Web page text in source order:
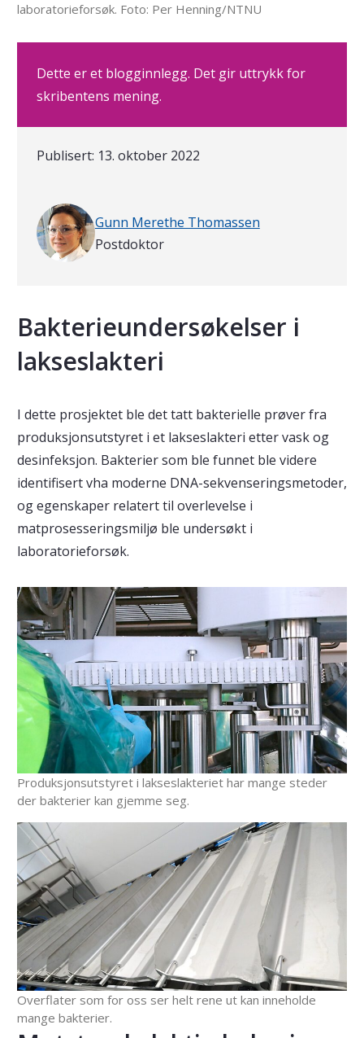
laboratorieforsøk. Foto: Per Henning/NTNU
Dette er et blogginnlegg. Det gir uttrykk for
skribentens mening.
Publisert: 13. oktober 2022
Gunn Merethe Thomassen
Postdoktor
Bakterieundersøkelser i
lakseslakteri
I dette prosjektet ble det tatt bakterielle prøver fra
produksjonsutstyret i et lakseslakteri etter vask og
desinfeksjon. Bakterier som ble funnet ble videre
identifisert vha moderne DNA-sekvenseringsmetoder,
og egenskaper relatert til overlevelse i
matprosesseringsmiljø ble undersøkt i
laboratorieforsøk.
Produksjonsutstyret i lakseslakteriet har mange steder
der bakterier kan gjemme seg.
Overflater som for oss ser helt rene ut kan inneholde
mange bakterier.